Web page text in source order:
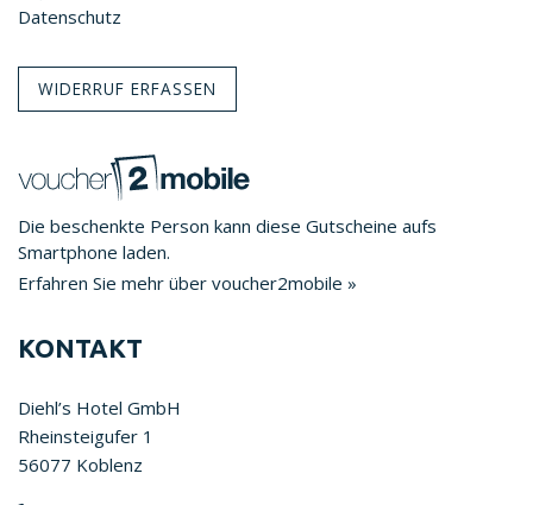
Datenschutz
WIDERRUF ERFASSEN
Die beschenkte Person kann diese Gutscheine aufs
Smartphone laden.
Erfahren Sie mehr über voucher2mobile »
KONTAKT
Diehl’s Hotel GmbH
Rheinsteigufer 1
56077 Koblenz